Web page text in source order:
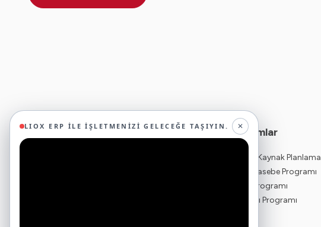
LIOX ERP ILE İŞLETMENIZI GELECEĞE TAŞIYIN. ✕
Ticari Yazılımlar
ERP - Kurumsal Kaynak Planlama
Bulut ERP - Muhasebe Programı
Ön Muhasebe Programı
İnsan Kaynakları Programı